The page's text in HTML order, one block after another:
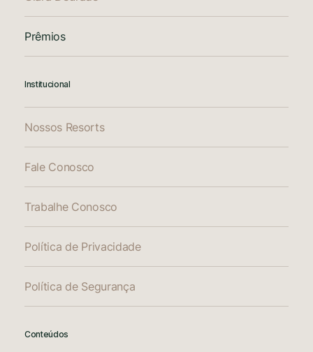
Prêmios
Institucional
Nossos Resorts
Fale Conosco
Trabalhe Conosco
Política de Privacidade
Política de Segurança
Conteúdos